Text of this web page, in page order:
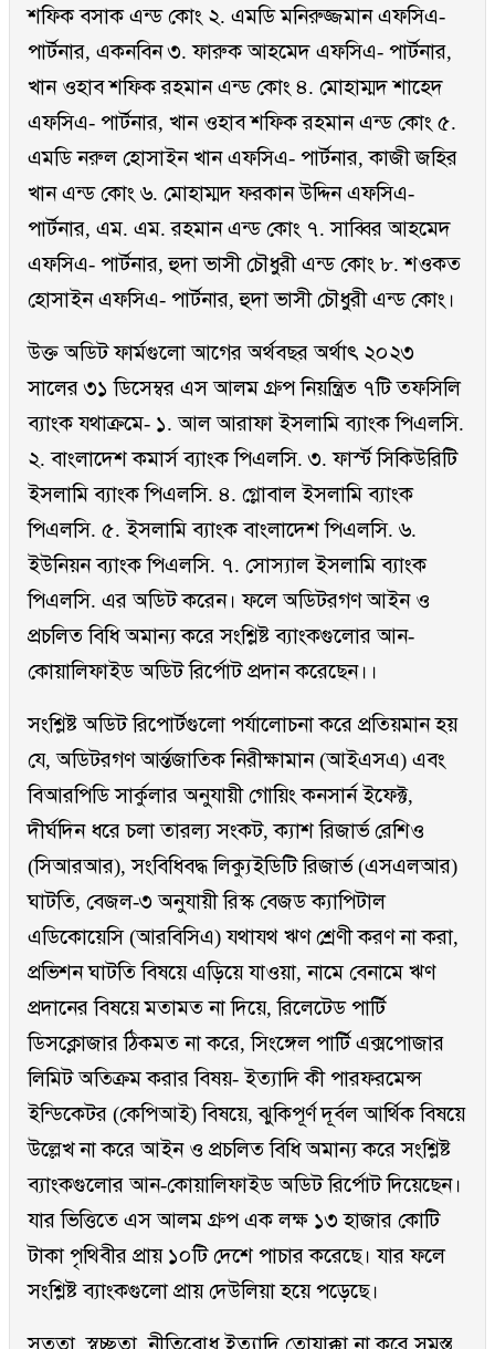
শফিক বসাক এন্ড কোং ২. এমডি মনিরুজ্জমান এফসিএ-
পার্টনার, একনবিন ৩. ফারুক আহমেদ এফসিএ- পার্টনার,
খান ওহাব শফিক রহমান এন্ড কোং ৪. মোহাম্মদ শাহেদ
এফসিএ- পার্টনার, খান ওহাব শফিক রহমান এন্ড কোং ৫.
এমডি নরুল হোসাইন খান এফসিএ- পার্টনার, কাজী জহির
খান এন্ড কোং ৬. মোহাম্মদ ফরকান উদ্দিন এফসিএ-
পার্টনার, এম. এম. রহমান এন্ড কোং ৭. সাব্বির আহমেদ
এফসিএ- পার্টনার, হুদা ভাসী চৌধুরী এন্ড কোং ৮. শওকত
হোসাইন এফসিএ- পার্টনার, হুদা ভাসী চৌধুরী এন্ড কোং।
উক্ত অডিট ফার্মগুলো আগের অর্থবছর অর্থাৎ ২০২৩
সালের ৩১ ডিসেম্বর এস আলম গ্রুপ নিয়ন্ত্রিত ৭টি তফসিলি
ব্যাংক যথাক্রমে- ১. আল আরাফা ইসলামি ব্যাংক পিএলসি.
২. বাংলাদেশ কমার্স ব্যাংক পিএলসি. ৩. ফার্স্ট সিকিউরিটি
ইসলামি ব্যাংক পিএলসি. ৪. গ্লোবাল ইসলামি ব্যাংক
পিএলসি. ৫. ইসলামি ব্যাংক বাংলাদেশ পিএলসি. ৬.
ইউনিয়ন ব্যাংক পিএলসি. ৭. সোস্যাল ইসলামি ব্যাংক
পিএলসি. এর অডিট করেন। ফলে অডিটরগণ আইন ও
প্রচলিত বিধি অমান্য করে সংশ্লিষ্ট ব্যাংকগুলোর আন-
কোয়ালিফাইড অডিট রির্পোট প্রদান করেছেন।।
সংশ্লিষ্ট অডিট রিপোর্টগুলো পর্যালোচনা করে প্রতিয়মান হয়
যে, অডিটরগণ আর্ন্তজাতিক নিরীক্ষামান (আইএসএ) এবং
বিআরপিডি সার্কুলার অনুযায়ী গোয়িং কনসার্ন ইফেক্ট,
দীর্ঘদিন ধরে চলা তারল্য সংকট, ক্যাশ রিজার্ভ রেশিও
(সিআরআর), সংবিধিবদ্ধ লিক্যুইডিটি রিজার্ভ (এসএলআর)
ঘাটতি, বেজল-৩ অনুযায়ী রিস্ক বেজড ক্যাপিটাল
এডিকোয়েসি (আরবিসিএ) যথাযথ ঋণ শ্রেণী করণ না করা,
প্রভিশন ঘাটতি বিষয়ে এড়িয়ে যাওয়া, নামে বেনামে ঋণ
প্রদানের বিষয়ে মতামত না দিয়ে, রিলেটেড পার্টি
ডিসক্লোজার ঠিকমত না করে, সিংঙ্গেল পার্টি এক্সপোজার
লিমিট অতিক্রম করার বিষয়- ইত্যাদি কী পারফরমেন্স
ইন্ডিকেটর (কেপিআই) বিষয়ে, ঝুকিপূর্ণ দূর্বল আর্থিক বিষয়ে
উল্লেখ না করে আইন ও প্রচলিত বিধি অমান্য করে সংশ্লিষ্ট
ব্যাংকগুলোর আন-কোয়ালিফাইড অডিট রির্পোট দিয়েছেন।
যার ভিত্তিতে এস আলম গ্রুপ এক লক্ষ ১৩ হাজার কোটি
টাকা পৃথিবীর প্রায় ১০টি দেশে পাচার করেছে। যার ফলে
সংশ্লিষ্ট ব্যাংকগুলো প্রায় দেউলিয়া হয়ে পড়েছে।